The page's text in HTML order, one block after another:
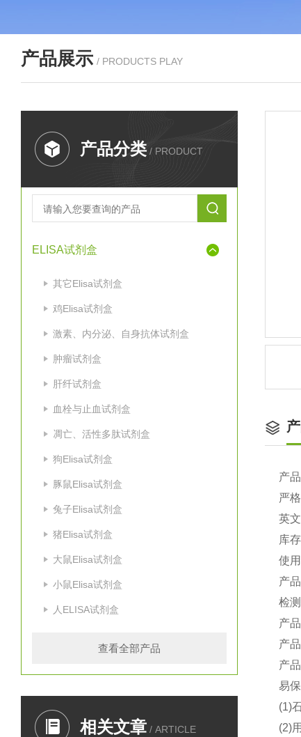
产品展示 / PRODUCTS PLAY
产品分类 / PRODUCT
ELISA试剂盒
其它Elisa试剂盒
鸡Elisa试剂盒
激素、内分泌、自身抗体试剂盒
肿瘤试剂盒
肝纤试剂盒
血栓与止血试剂盒
凋亡、活性多肽试剂盒
狗Elisa试剂盒
豚鼠Elisa试剂盒
兔子Elisa试剂盒
猪Elisa试剂盒
大鼠Elisa试剂盒
小鼠Elisa试剂盒
人ELISA试剂盒
查看全部产品
相关文章 / ARTICLE
产
严
英
库
使
产
检
产
产
产
易
(1)
(2)